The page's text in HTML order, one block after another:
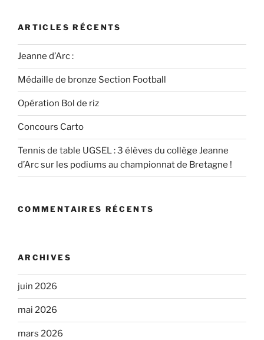
ARTICLES RÉCENTS
Jeanne d’Arc :
Médaille de bronze Section Football
Opération Bol de riz
Concours Carto
Tennis de table UGSEL : 3 élèves du collège Jeanne
d’Arc sur les podiums au championnat de Bretagne !
COMMENTAIRES RÉCENTS
ARCHIVES
juin 2026
mai 2026
mars 2026